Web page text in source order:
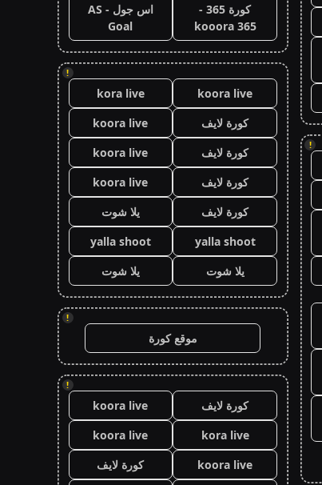
!
كورة 365 -
kooora 365
اس جول - AS
Goal
!
koora live
kora live
كورة لايف
koora live
كورة لايف
koora live
كورة لايف
koora live
كورة لايف
يلا شوت
yalla shoot
yalla shoot
يلا شوت
يلا شوت
!
موقع كورة
!
كورة لايف
koora live
kora live
koora live
koora live
كورة لايف